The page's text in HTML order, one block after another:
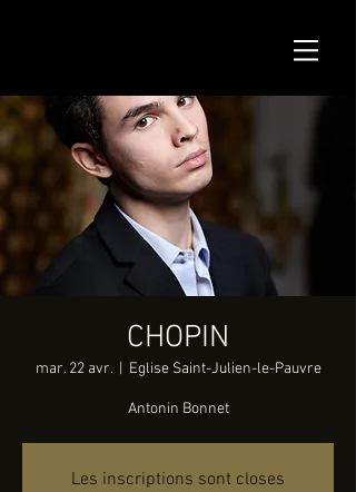
CHOPIN
mar. 22 avr.
  |
Eglise Saint-Julien-le-Pauvre
Antonin Bonnet
Les inscriptions sont closes